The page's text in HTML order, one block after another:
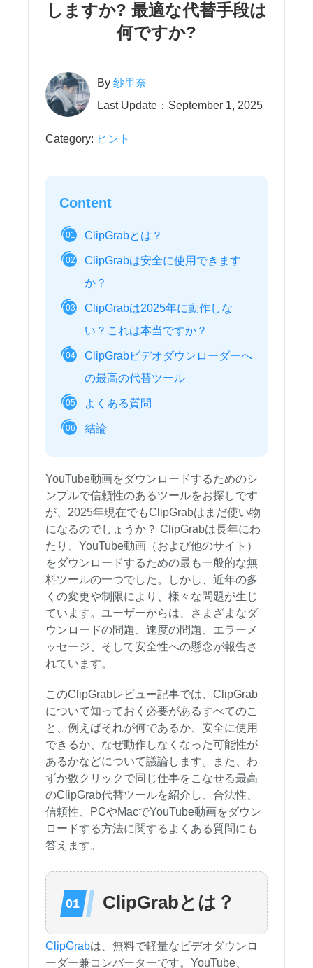
しますか? 最適な代替手段は
何ですか?
By 纱里奈
Last Update：September 1, 2025
Category: ヒント
Content
01 ClipGrabとは？
02
ClipGrabは安全に使用できます
か？
03
ClipGrabは2025年に動作しな
い？これは本当ですか？
04
ClipGrabビデオダウンローダーへ
の最高の代替ツール
05 よくある質問
06 結論
YouTube動画をダウンロードするためのシ
ンプルで信頼性のあるツールをお探しです
が、2025年現在でもClipGrabはまだ使い物
になるのでしょうか？ ClipGrabは長年にわ
たり、YouTube動画（および他のサイト）
をダウンロードするための最も一般的な無
料ツールの一つでした。しかし、近年の多
くの変更や制限により、様々な問題が生じ
ています。ユーザーからは、さまざまなダ
ウンロードの問題、速度の問題、エラーメ
ッセージ、そして安全性への懸念が報告さ
れています。
このClipGrabレビュー記事では、ClipGrab
について知っておく必要があるすべてのこ
と、例えばそれが何であるか、安全に使用
できるか、なぜ動作しなくなった可能性が
あるかなどについて議論します。また、わ
ずか数クリックで同じ仕事をこなせる最高
のClipGrab代替ツールを紹介し、合法性、
信頼性、PCやMacでYouTube動画をダウン
ロードする方法に関するよくある質問にも
答えます。
ClipGrabとは？
ClipGrabは、無料で軽量なビデオダウンロ
ーダー兼コンバーターです。YouTube、